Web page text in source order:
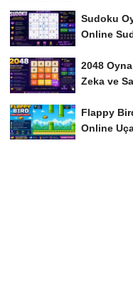
Sudoku
Online
2048
Zeka ve
Flappy
Online